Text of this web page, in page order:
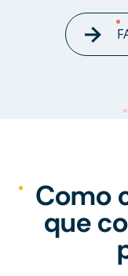
Como
que